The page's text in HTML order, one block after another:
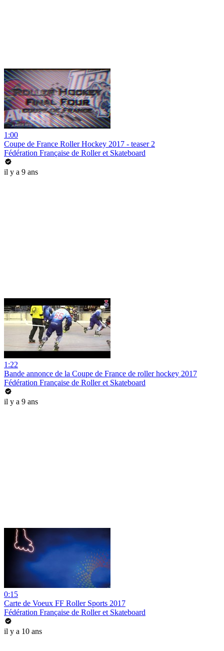
1:00
Coupe de France Roller Hockey 2017 - teaser 2
Fédération Française de Roller et Skateboard
il y a 9 ans
1:22
Bande annonce de la Coupe de France de roller hockey 2017
Fédération Française de Roller et Skateboard
il y a 9 ans
0:15
Carte de Voeux FF Roller Sports 2017
Fédération Française de Roller et Skateboard
il y a 10 ans